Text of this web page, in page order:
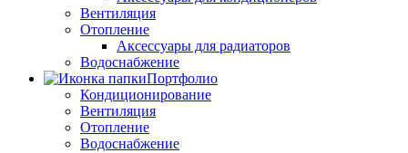
Вентиляция
Отопление
Аксессуары для радиаторов
Водоснабжение
Портфолио
Кондиционирование
Вентиляция
Отопление
Водоснабжение